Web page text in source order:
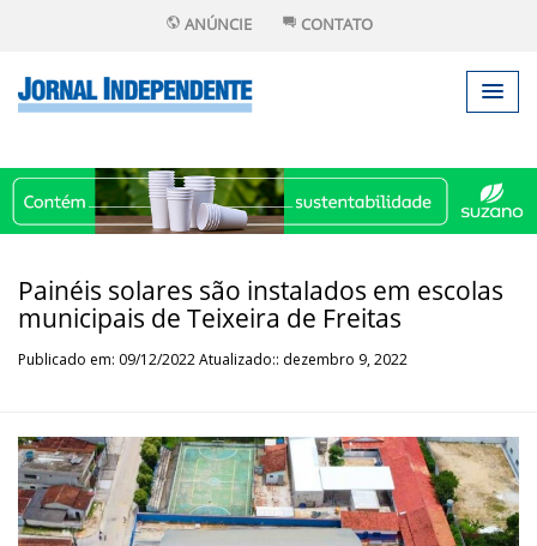
ANÚNCIE CONTATO
Painéis solares são instalados em escolas
municipais de Teixeira de Freitas
Publicado em: 09/12/2022 Atualizado:: dezembro 9, 2022